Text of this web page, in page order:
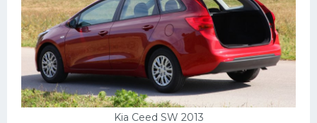
Kia Ceed SW 2013